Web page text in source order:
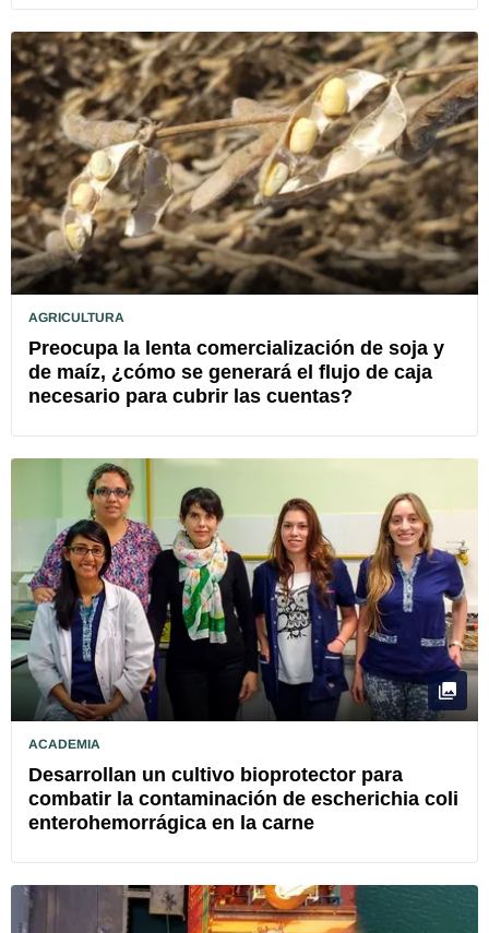
AGRICULTURA
Preocupa la lenta comercialización de soja y
de maíz, ¿cómo se generará el flujo de caja
necesario para cubrir las cuentas?
ACADEMIA
Desarrollan un cultivo bioprotector para
combatir la contaminación de escherichia coli
enterohemorrágica en la carne